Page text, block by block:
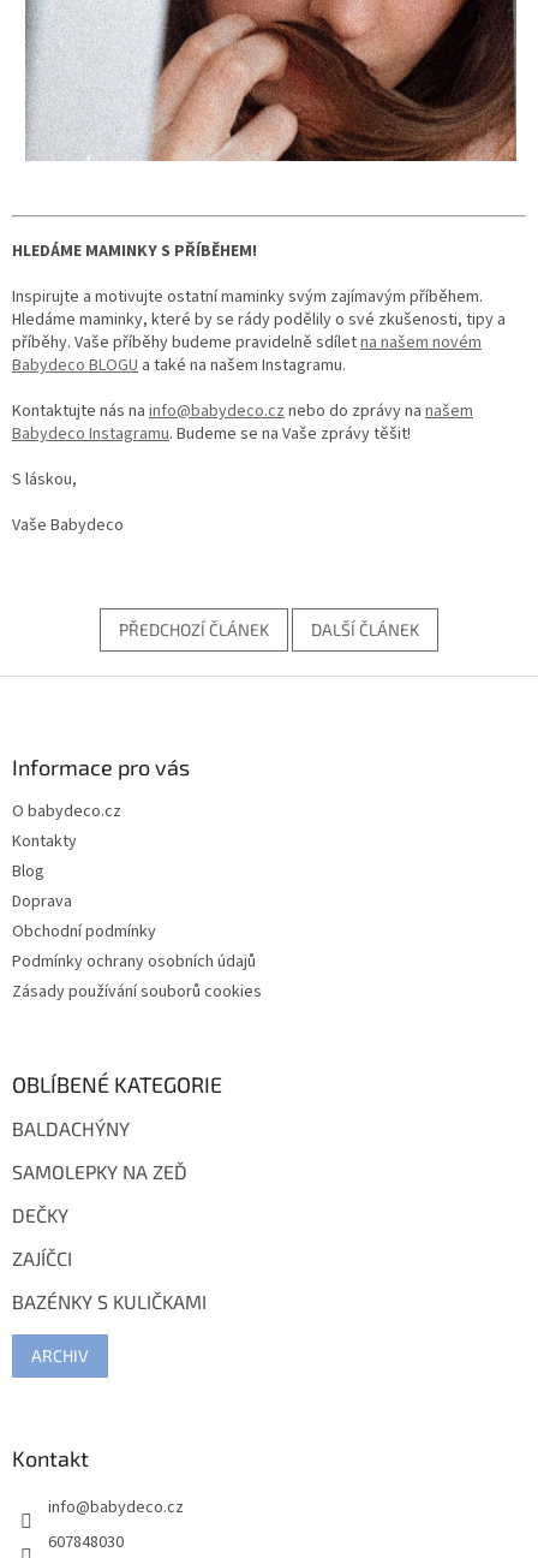
HLEDÁME MAMINKY S PŘÍBĚHEM!
Inspirujte a motivujte ostatní maminky svým zajímavým příběhem.
Hledáme maminky, které by se rády podělily o své zkušenosti, tipy a
příběhy. Vaše příběhy budeme pravidelně sdíletna našem novém
Babydeco BLOGU a také na našem Instagramu.
Kontaktujte nás na info@babydeco.cznebo do zprávy na našem
Babydeco Instagramu. Budeme se na Vaše zprávy těšit!
S láskou,
Vaše Babydeco
PŘEDCHOZÍ ČLÁNEK DALŠÍ ČLÁNEK
Informace pro vás
O babydeco.cz
Kontakty
Blog
Doprava
Obchodní podmínky
Podmínky ochrany osobních údajů
Zásady používání souborů cookies
OBLÍBENÉ KATEGORIE
BALDACHÝNY
SAMOLEPKY NA ZEĎ
DEČKY
ZAJÍČCI
BAZÉNKY S KULIČKAMI
ARCHIV
Kontakt
info@babydeco.cz
607848030